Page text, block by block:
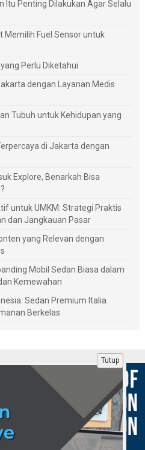
Itu Penting Dilakukan Agar Selalu
Memilih Fuel Sensor untuk
Perlu Diketahui
dengan Layanan Medis
Tubuh untuk Kehidupan yang
di Jakarta dengan
Explore, Benarkah Bisa
untuk UMKM: Strategi Praktis
dan Jangkauan Pasar
yang Relevan dengan
Mobil Sedan Biasa dalam
Kemewahan
Sedan Premium Italia
Berkelas
Tutup